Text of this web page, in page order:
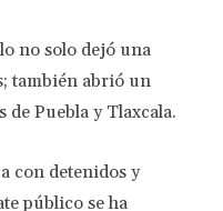
no solo dejó una
también abrió un
Puebla y Tlaxcala.
con detenidos y
público se ha